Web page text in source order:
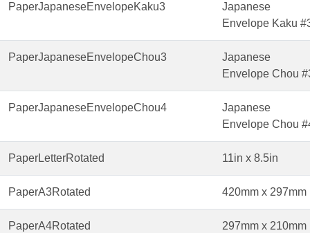
PaperJapaneseEnvelopeKaku3
Japanese
Envelope Kaku
PaperJapaneseEnvelopeChou3
Japanese
Envelope Chou
PaperJapaneseEnvelopeChou4
Japanese
Envelope Chou
PaperLetterRotated 11in x 8.5in
PaperA3Rotated 420mm x 297mm
PaperA4Rotated 297mm x 210mm